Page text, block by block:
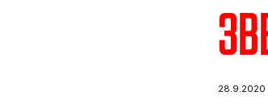
28.9.2020